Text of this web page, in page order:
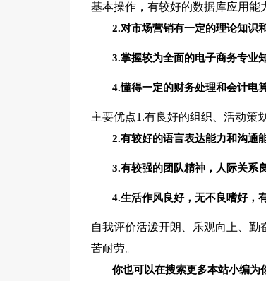
基本操作，有较好的数据库应用能
2.对市场营销有一定的理论知识
3.掌握较为全面的电子商务专业知
4.懂得一定的财务处理和会计电算
主要优点1.有良好的组织、活动策
2.有较好的语言表达能力和沟通
3.有较强的团队精神，人际关系
4.生活作风良好，无不良嗜好，
自我评价活泼开朗、乐观向上、
苦耐劳。
你也可以在搜索更多本站小编为